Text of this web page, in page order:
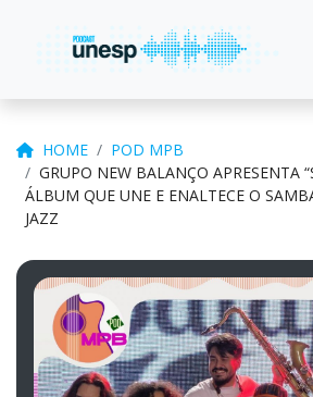
HOME
POD MPB
GRUPO NEW BALANÇO APRESENTA
ÁLBUM QUE UNE E ENALTECE O
JAZZ